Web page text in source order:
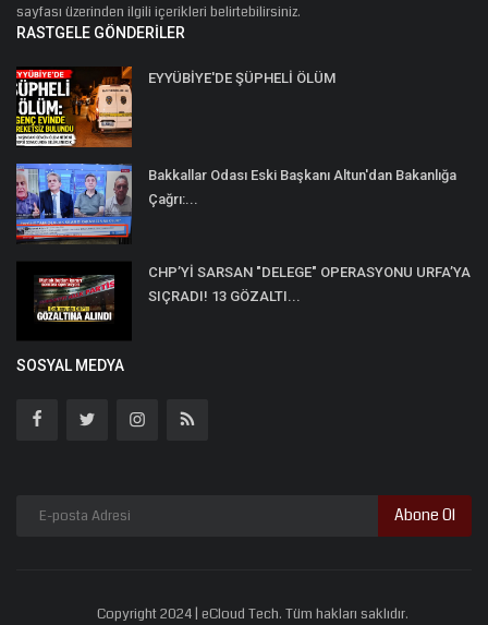
sayfası üzerinden ilgili içerikleri belirtebilirsiniz.
RASTGELE GÖNDERILER
EYYÜBİYE'DE ŞÜPHELİ ÖLÜM
Bakkallar Odası Eski Başkanı Altun'dan Bakanlığa
Çağrı:...
CHP’Yİ SARSAN "DELEGE" OPERASYONU URFA’YA
SIÇRADI! 13 GÖZALTI...
SOSYAL MEDYA
Abone Ol
Copyright 2024 | eCloud Tech. Tüm hakları saklıdır.